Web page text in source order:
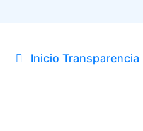
Inicio Transparencia